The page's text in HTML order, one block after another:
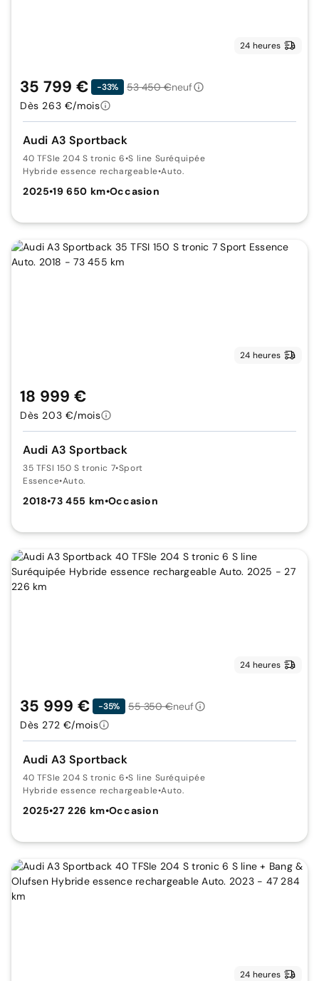
24 heures
Audi A3 Sportback
40 TFSIe 204 S tronic 6•S line Suréquipée
Hybride essence rechargeable•Auto.
2025•19 650 km•Occasion
35 799 € -33% 53 450 €neuf
Dès 263 €/mois
24 heures
Audi A3 Sportback
35 TFSI 150 S tronic 7•Sport
Essence•Auto.
2018•73 455 km•Occasion
18 999 €
Dès 203 €/mois
24 heures
Audi A3 Sportback
40 TFSIe 204 S tronic 6•S line Suréquipée
Hybride essence rechargeable•Auto.
2025•27 226 km•Occasion
35 999 € -35% 55 350 €neuf
Dès 272 €/mois
24 heures